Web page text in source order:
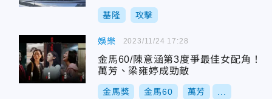
基隆 攻擊
娛樂
金馬60/陳意涵第3度爭最佳女配角！
萬芳、梁雍婷成勁敵
金馬獎 金馬60 萬芳
2023/11/24 17:28